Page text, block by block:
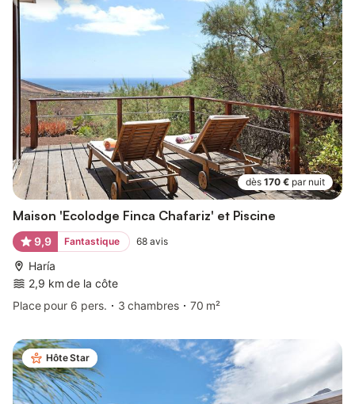
dès 170 € par nuit
Maison 'Ecolodge Finca Chafariz' et Piscine
9,9 Fantastique 68 avis
Haría
2,9 km de la côte
Place pour 6 pers.
3 chambres 70 m²
Hôte Star